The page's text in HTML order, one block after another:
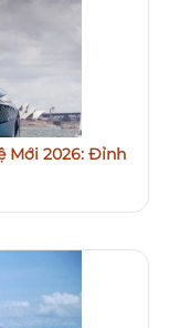
Mới 2026: Đỉnh